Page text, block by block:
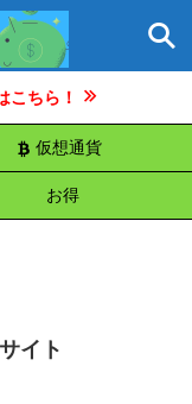
こちら！
仮想通貨
お得
イト